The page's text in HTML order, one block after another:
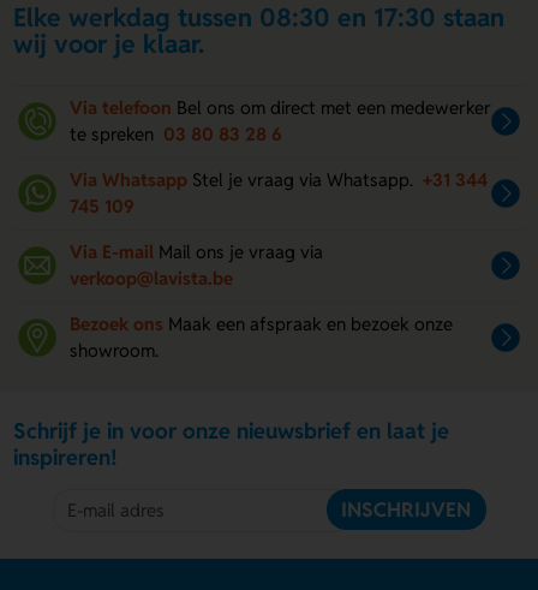
Elke werkdag tussen 08:30 en 17:30 staan
wij voor je klaar.
Via telefoon Bel ons om direct met een medewerker
te spreken 03 80 83 28 6
Via Whatsapp Stel je vraag via Whatsapp. +31 344
745 109
Via E-mail Mail ons je vraag via
verkoop@lavista.be
Bezoek ons Maak een afspraak en bezoek onze
showroom.
Schrijf je in voor onze nieuwsbrief en laat je
inspireren!
INSCHRIJVEN